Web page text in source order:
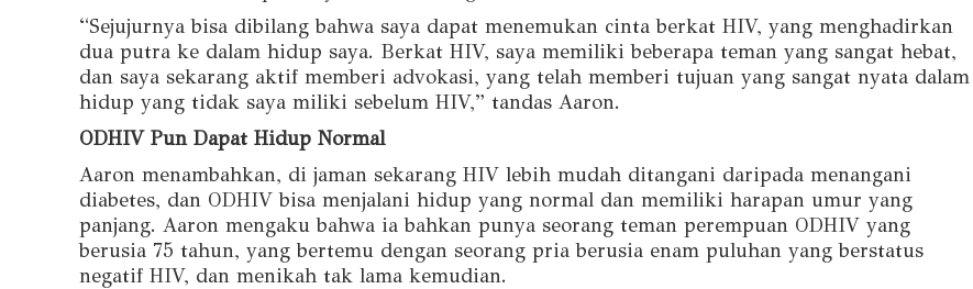
“Sejujurnya bisa dibilang bahwa saya dapat menemukan cinta berkat HIV, yang menghadirkan
dua putra ke dalam hidup saya. Berkat HIV, saya memiliki beberapa teman yang sangat hebat,
dan saya sekarang aktif memberi advokasi, yang telah memberi tujuan yang sangat nyata dalam
hidup yang tidak saya miliki sebelum HIV,” tandas Aaron.
ODHIV Pun Dapat Hidup Normal
Aaron menambahkan, di jaman sekarang HIV lebih mudah ditangani daripada menangani
diabetes, dan ODHIV bisa menjalani hidup yang normal dan memiliki harapan umur yang
panjang. Aaron mengaku bahwa ia bahkan punya seorang teman perempuan ODHIV yang
berusia 75 tahun, yang bertemu dengan seorang pria berusia enam puluhan yang berstatus
negatif HIV, dan menikah tak lama kemudian.